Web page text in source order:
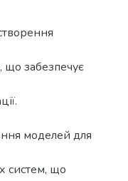
забезпечує
моделей для
систем, що